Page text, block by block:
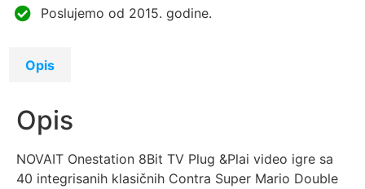
Poslujemo od 2015. godine.
Opis
Opis
NOVAIT Onestation 8Bit TV Plug &Plai video igre sa
40 integrisanih klasičnih Contra Super Mario Double